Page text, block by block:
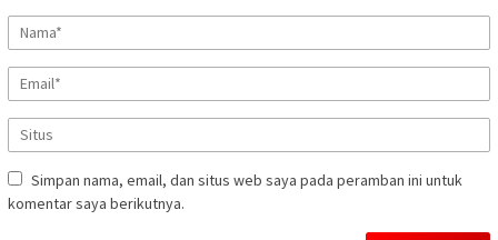
Simpan nama, email, dan situs web saya pada peramban ini untuk
komentar saya berikutnya.